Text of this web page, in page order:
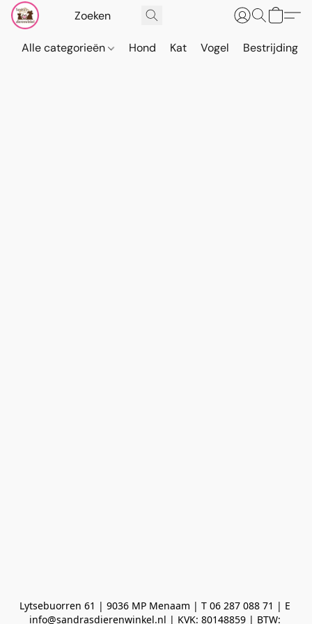
Alle categorieën Hond Kat Vogel Bestrijding
Lytsebuorren 61 | 9036 MP Menaam | T 06 287 088 71 | E
info@sandrasdierenwinkel.nl | KVK: 80148859 | BTW: